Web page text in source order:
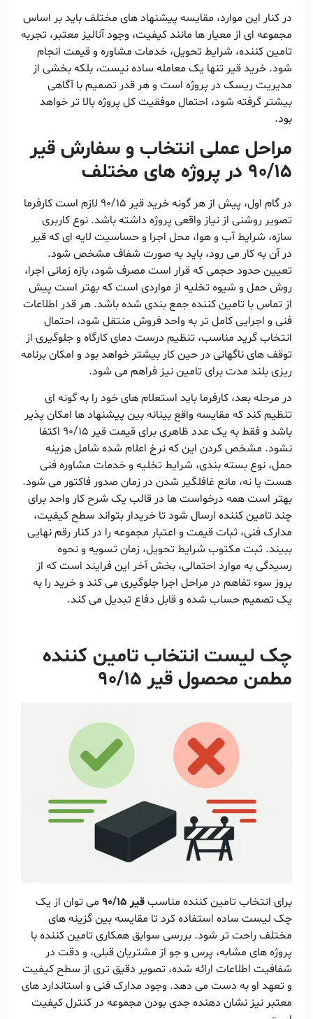
در کنار این موارد، مقایسه پیشنهاد های مختلف باید بر اساس
مجموعه ای از معیار ها مانند کیفیت، وجود آنالیز معتبر، تجربه
تامین کننده، شرایط تحویل، خدمات مشاوره و قیمت انجام
شود. خرید قیر تنها یک معامله ساده نیست، بلکه بخشی از
مدیریت ریسک در پروژه است و هر قدر تصمیم با آگاهی
بیشتر گرفته شود، احتمال موفقیت کل پروژه بالا تر خواهد
بود.
مراحل عملی انتخاب و سفارش قیر
90/15 در پروژه های مختلف
در گام اول، پیش از هر گونه خرید قیر 90/15 لازم است کارفرما
تصویر روشنی از نیاز واقعی پروژه داشته باشد. نوع کاربری
سازه، شرایط آب و هوا، محل اجرا و حساسیت لایه ای که قیر
در آن به کار می رود، باید به صورت شفاف مشخص شود.
تعیین حدود حجمی که قرار است مصرف شود، بازه زمانی اجرا،
روش حمل و شیوه تخلیه از مواردی است که بهتر است پیش
از تماس با تامین کننده جمع بندی شده باشد. هر قدر اطلاعات
فنی و اجرایی کامل تر به واحد فروش منتقل شود، احتمال
انتخاب گرید مناسب، تنظیم درست دمای کارگاه و جلوگیری از
توقف های ناگهانی در حین کار بیشتر خواهد بود و امکان برنامه
ریزی بلند مدت برای تامین نیز فراهم می شود.
در مرحله بعد، کارفرما باید استعلام های خود را به گونه ای
تنظیم کند که مقایسه واقع بینانه بین پیشنهاد ها امکان پذیر
باشد و فقط به یک عدد ظاهری برای قیمت قیر 90/15 اکتفا
نشود. مشخص کردن این که نرخ اعلام شده شامل هزینه
حمل، نوع بسته بندی، شرایط تخلیه و خدمات مشاوره فنی
هست یا نه، مانع غافلگیر شدن در زمان صدور فاکتور می شود.
بهتر است همه درخواست ها در قالب یک شرح کار واحد برای
چند تامین کننده ارسال شود تا خریدار بتواند سطح کیفیت،
مدارک فنی، ثبات قیمت و اعتبار مجموعه را در کنار رقم نهایی
ببیند. ثبت مکتوب شرایط تحویل، زمان تسویه و نحوه
رسیدگی به موارد احتمالی، بخش آخر این فرایند است که از
بروز سوء تفاهم در مراحل اجرا جلوگیری می کند و خرید را به
یک تصمیم حساب شده و قابل دفاع تبدیل می کند.
چک لیست انتخاب تامین کننده
مطمن محصول قیر 90/15
برای انتخاب تامین کننده مناسبقیر 90/15
می توان از یک
چک لیست ساده استفاده کرد تا مقایسه بین گزینه های
مختلف راحت تر شود. بررسی سوابق همکاری تامین کننده با
پروژه های مشابه، پرس و جو از مشتریان قبلی، و دقت در
شفافیت اطلاعات ارائه شده، تصویر دقیق تری از سطح کیفیت
و تعهد او به دست می دهد. وجود مدارک فنی و استاندارد های
معتبر نیز نشان دهنده جدی بودن مجموعه در کنترل کیفیت